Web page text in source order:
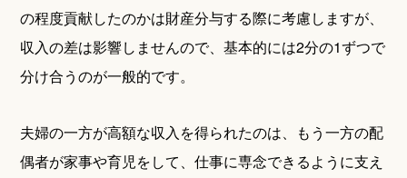
の程度貢献したのかは財産分与する際に考慮しますが、
収入の差は影響しませんので、基本的には2分の1ずつで
分け合うのが一般的です。
夫婦の一方が高額な収入を得られたのは、もう一方の配
偶者が家事や育児をして、仕事に専念できるように支え